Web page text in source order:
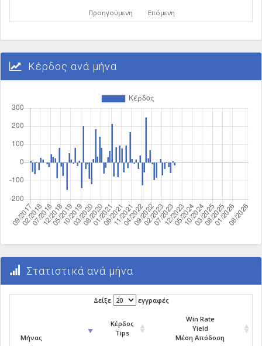
Προηγούμενη Επόμενη
Κέρδος ανά μήνα
Στατιστικά ανά μήνα
Δείξε εγγραφές
Μήνας
Κέρδος
Tips
Win Rate
Yield
Μέση Απόδοση